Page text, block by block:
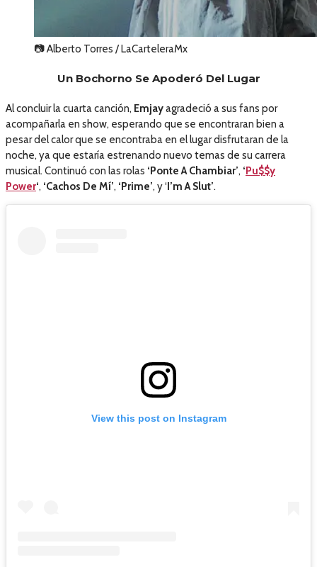
📷 Alberto Torres / LaCarteleraMx
Un Bochorno Se Apoderó Del Lugar
Al concluir la cuarta canción, Emjayagradeció a sus fans por
acompañarla en show, esperando que se encontraran bien a
pesar del calor que se encontraba en el lugar disfrutaran de la
noche, ya que estaría estrenando nuevo temas de su carrera
musical. Continuó con las rolas ‘Ponte A Chambiar’, ‘Pu$$y
Power‘, ‘Cachos De Mí’, ‘Prime’, y ‘I’m A Slut’.
View this post on Instagram